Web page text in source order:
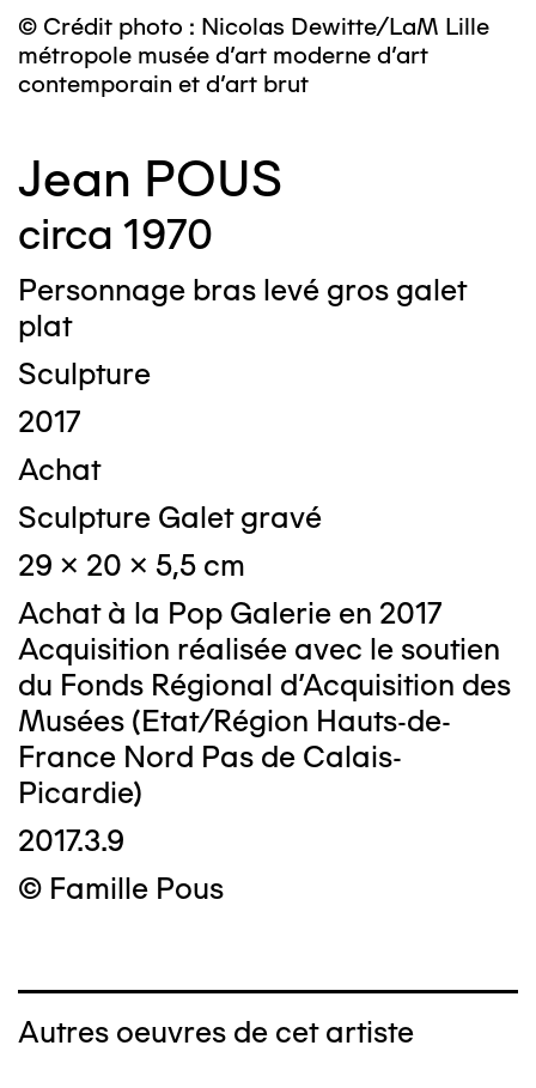
© Crédit photo : Nicolas Dewitte/LaM Lille
métropole musée d’art moderne d’art
contemporain et d’art brut
Jean POUS
circa 1970
Personnage bras levé gros galet
plat
Sculpture
2017
Achat
Sculpture Galet gravé
29 x 20 x 5,5 cm
Achat à la Pop Galerie en 2017
Acquisition réalisée avec le soutien
du Fonds Régional d’Acquisition des
Musées (Etat/Région Hauts-de-
France Nord Pas de Calais-
Picardie)
2017.3.9
© Famille Pous
Autres oeuvres de cet artiste